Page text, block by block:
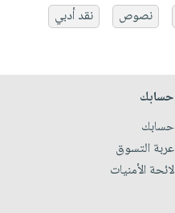
نصوص نقد أدبي
حسابك
حسابك
عربة التسوق
لائحة الأمنيات